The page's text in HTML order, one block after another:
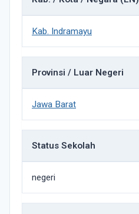
Kab. Indramayu
Provinsi / Luar Negeri
Jawa Barat
Status Sekolah
negeri